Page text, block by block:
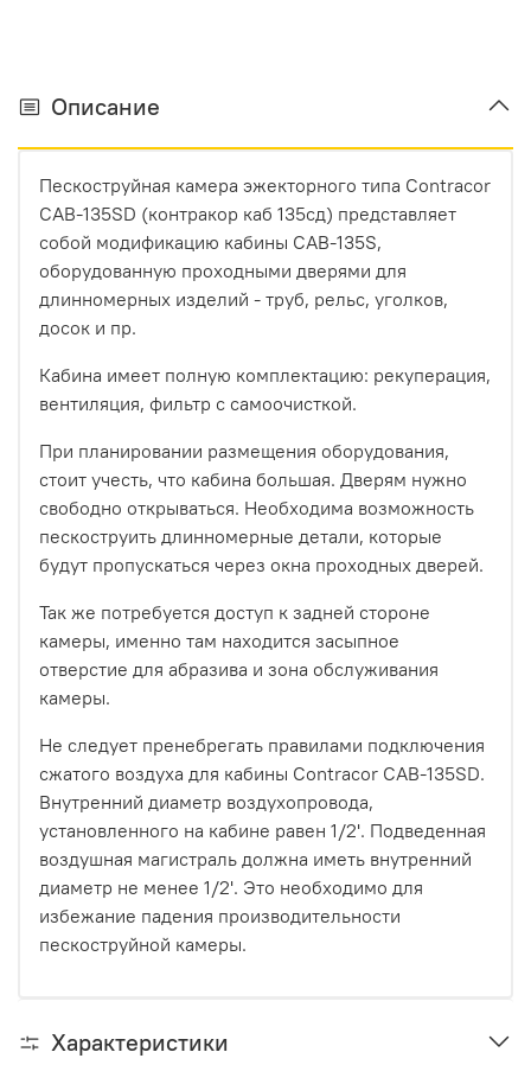
Описание
Пескоструйная камера эжекторного типа Contracor
CAB-135SD (контракор каб 135сд) представляет
собой модификацию кабины САВ-135S,
оборудованную проходными дверями для
длинномерных изделий - труб, рельс, уголков,
досок и пр.
Кабина имеет полную комплектацию: рекуперация,
вентиляция, фильтр с самоочисткой.
При планировании размещения оборудования,
стоит учесть, что кабина большая. Дверям нужно
свободно открываться. Необходима возможность
пескоструить длинномерные детали, которые
будут пропускаться через окна проходных дверей.
Так же потребуется доступ к задней стороне
камеры, именно там находится засыпное
отверстие для абразива и зона обслуживания
камеры.
Не следует пренебрегать правилами подключения
сжатого воздуха для кабины Contracor CAB-135SD.
Внутренний диаметр воздухопровода,
установленного на кабине равен 1/2'. Подведенная
воздушная магистраль должна иметь внутренний
диаметр не менее 1/2'. Это необходимо для
избежание падения производительности
пескоструйной камеры.
Характеристики